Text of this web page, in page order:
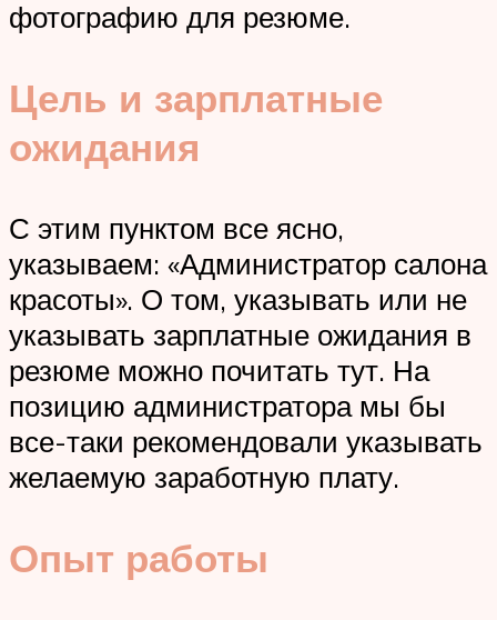
фотографию для резюме.
Цель и зарплатные
ожидания
С этим пунктом все ясно,
указываем: «Администратор салона
красоты». О том, указывать или не
указывать зарплатные ожидания в
резюме можно почитать тут. На
позицию администратора мы бы
все-таки рекомендовали указывать
желаемую заработную плату.
Опыт работы